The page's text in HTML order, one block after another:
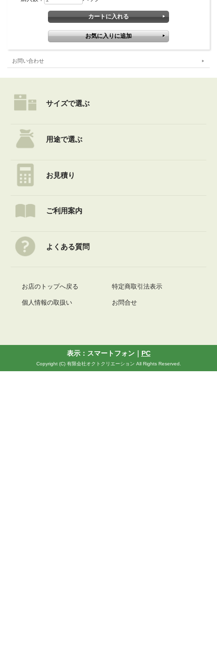
お問い合わせ
サイズで選ぶ
用途で選ぶ
お見積り
ご利用案内
よくある質問
お店のトップへ戻る 特定商取引法表示
個人情報の取扱い お問合せ
表示：スマートフォン｜ PC
Copyright (C) 有限会社オクトクリエーション All Rights Reserved.